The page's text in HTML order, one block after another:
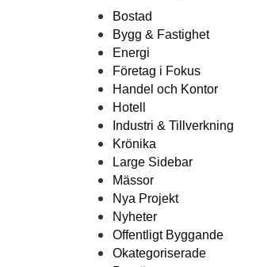
Bostad
Bygg & Fastighet
Energi
Företag i Fokus
Handel och Kontor
Hotell
Industri & Tillverkning
Krönika
Large Sidebar
Mässor
Nya Projekt
Nyheter
Offentligt Byggande
Okategoriserade